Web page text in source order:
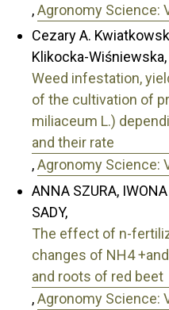
,Agronomy Science:
Cezary A.
Klikocka-
Weed infestation,
of the cultivation of
miliaceum L.)
and their rate
,Agronomy Science:
ANNA SZURA,
SADY,
The effect of n-
changes of NH4
and roots of red beet
,Agronomy Science: